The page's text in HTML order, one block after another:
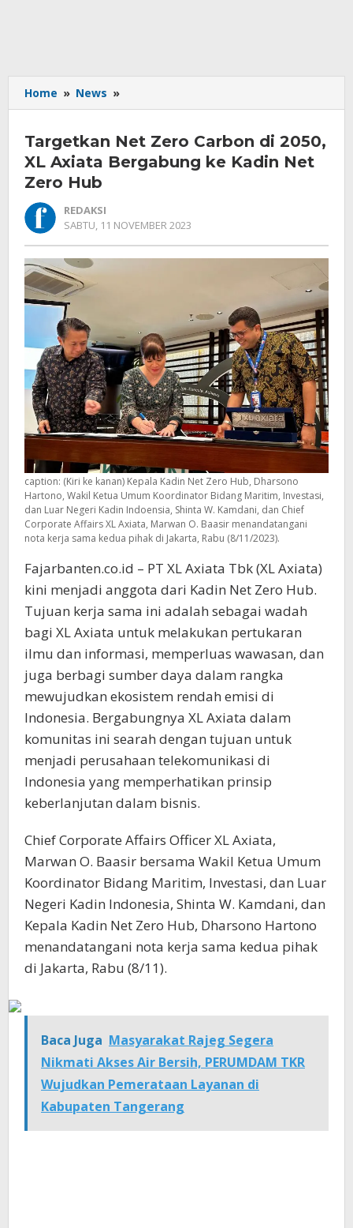
Home » News »
Net
Carbon
di
2050,
Bergabung
ke
Kadin
Targetkan Net Zero Carbon di 2050,
XL Axiata Bergabung ke Kadin Net
Zero Hub
REDAKSI
SABTU, 11 NOVEMBER 2023
caption: (Kiri ke kanan) Kepala Kadin Net Zero Hub, Dharsono
Hartono, Wakil Ketua Umum Koordinator Bidang Maritim, Investasi,
dan Luar Negeri Kadin Indoensia, Shinta W. Kamdani, dan Chief
Corporate Affairs XL Axiata, Marwan O. Baasir menandatangani
nota kerja sama kedua pihak di Jakarta, Rabu (8/11/2023).
Fajarbanten.co.id – PT XL Axiata Tbk (XL Axiata)
kini menjadi anggota dari Kadin Net Zero Hub.
Tujuan kerja sama ini adalah sebagai wadah
bagi XL Axiata untuk melakukan pertukaran
ilmu dan informasi, memperluas wawasan, dan
juga berbagi sumber daya dalam rangka
mewujudkan ekosistem rendah emisi di
Indonesia. Bergabungnya XL Axiata dalam
komunitas ini searah dengan tujuan untuk
menjadi perusahaan telekomunikasi di
Indonesia yang memperhatikan prinsip
keberlanjutan dalam bisnis.
Chief Corporate Affairs Officer XL Axiata,
Marwan O. Baasir bersama Wakil Ketua Umum
Koordinator Bidang Maritim, Investasi, dan Luar
Negeri Kadin Indonesia, Shinta W. Kamdani, dan
Kepala Kadin Net Zero Hub, Dharsono Hartono
menandatangani nota kerja sama kedua pihak
di Jakarta, Rabu (8/11).
Baca Juga Masyarakat Rajeg Segera
Nikmati Akses Air Bersih, PERUMDAM TKR
Wujudkan Pemerataan Layanan di
Kabupaten Tangerang